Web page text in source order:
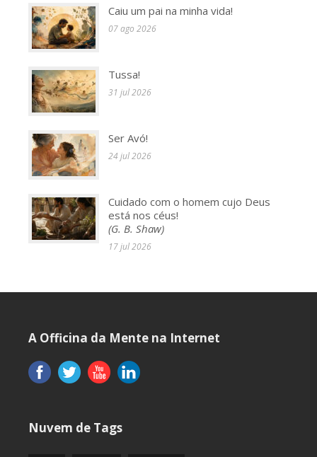
Caiu um pai na minha vida!
07 ago 2026
Tussa!
31 jul 2026
Ser Avó!
24 jul 2026
Cuidado com o homem cujo Deus
está nos céus!
(G. B. Shaw)
17 jul 2026
A Officina da Mente na Internet
Nuvem de Tags